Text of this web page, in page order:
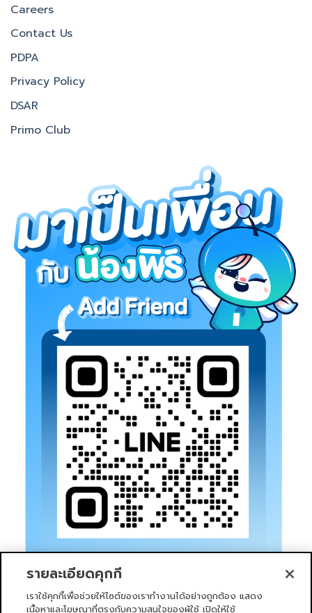
Careers
Contact Us
PDPA
Privacy Policy
DSAR
Primo Club
รายละเอียดคุกกี้
เราใช้คุกกี้เพื่อช่วยให้ไซต์ของเราทำงานได้อย่างถูกต้อง แสดง
เนื้อหาและโฆษณาที่ตรงกับความสนใจของผู้ใช้ เปิดให้ใช้